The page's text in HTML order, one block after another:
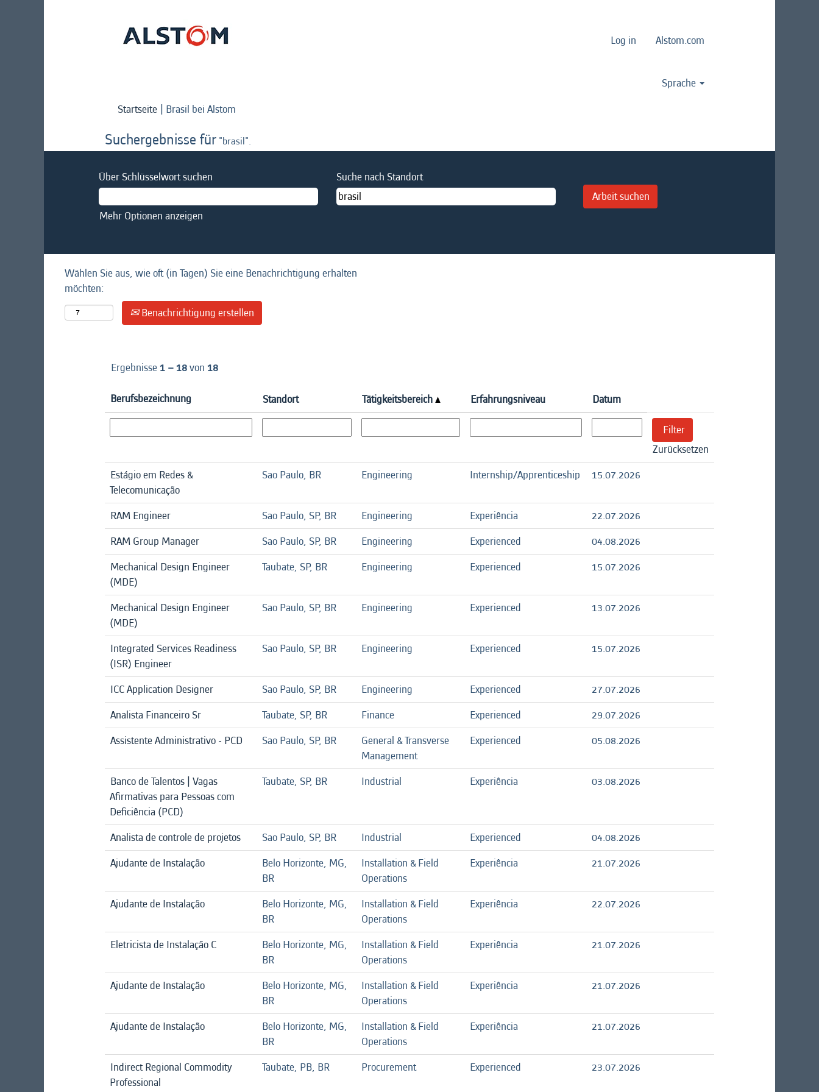
Log in Alstom.com
Sprache
Startseite | Brasil bei Alstom
Suchergebnisse für "brasil".
Über Schlüsselwort suchen Suche nach Standort
Mehr Optionen anzeigen
Wählen Sie aus, wie oft (in Tagen) Sie eine Benachrichtigung erhalten
möchten:
Benachrichtigung erstellen
Ergebnisse1 – 18von 18
Berufsbezeichnung Standort Tätigkeitsbereich Erfahrungsniveau Datum
Zurücksetzen
Estágio em Redes &
Telecomunicação
Sao Paulo, BR Engineering Internship/Apprenticeship 15.07.2026
RAM Engineer Sao Paulo, SP, BR Engineering Experiência
22.07.2026
RAM Group Manager
Sao Paulo, SP, BR Engineering Experienced
04.08.2026
Mechanical Design Engineer
(MDE)
Taubate, SP, BR Engineering Experienced 15.07.2026
Mechanical Design Engineer
(MDE)
Sao Paulo, SP, BR Engineering Experienced 13.07.2026
Integrated Services Readiness
(ISR) Engineer
Sao Paulo, SP, BR Engineering Experienced 15.07.2026
ICC Application Designer Sao Paulo, SP, BR Engineering Experienced
27.07.2026
Analista Financeiro Sr
Taubate, SP, BR Finance Experienced
29.07.2026
Assistente Administrativo - PCD
Sao Paulo, SP, BR
General & Transverse
Management
Experienced 05.08.2026
Banco de Talentos | Vagas
Afirmativas para Pessoas com
Deficiência (PCD)
Taubate, SP, BR Industrial Experiência 03.08.2026
Analista de controle de projetos Sao Paulo, SP, BR Industrial Experienced
04.08.2026
Ajudante de Instalação
Belo Horizonte, MG,
BR
Installation & Field
Operations
Experiência 21.07.2026
Ajudante de Instalação
Belo Horizonte, MG,
BR
Installation & Field
Operations
Experiência 22.07.2026
Eletricista de Instalação C
Belo Horizonte, MG,
BR
Installation & Field
Operations
Experiência 21.07.2026
Ajudante de Instalação
Belo Horizonte, MG,
BR
Installation & Field
Operations
Experiência 21.07.2026
Ajudante de Instalação
Belo Horizonte, MG,
BR
Installation & Field
Operations
Experiência 21.07.2026
Indirect Regional Commodity
Professional
Taubate, PB, BR Procurement Experienced 23.07.2026